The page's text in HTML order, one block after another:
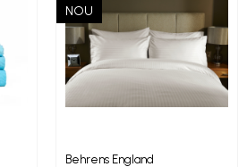
NOU
Behrens England